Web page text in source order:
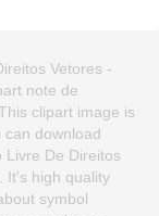
Vetores -
note de
clipart image is
download
Livre De Direitos
It's high quality
symbol